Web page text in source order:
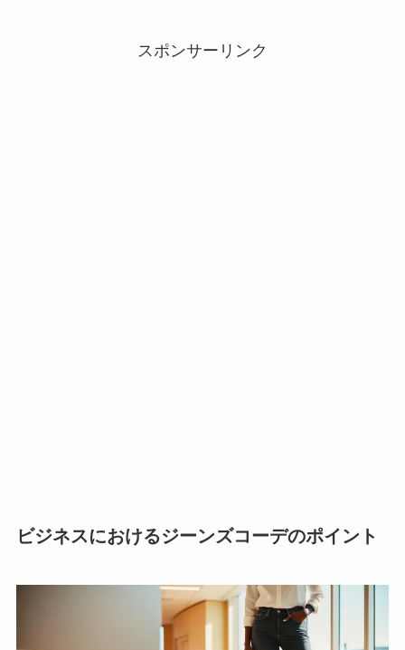
スポンサーリンク
ビジネスにおけるジーンズコーデのポイント